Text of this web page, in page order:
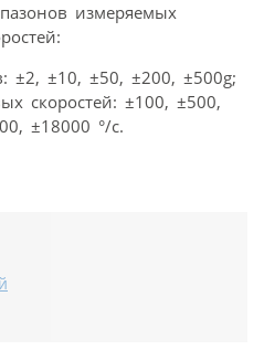
измеряемых
±2, ±10, ±50, ±200, ±500g;
скоростей: ±100, ±500,
±18000 °/с.